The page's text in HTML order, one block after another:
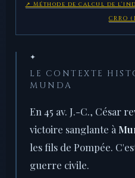
↗ Méthode de calcul de
CRRO
✦
LE CONTEXTE
MUNDA
En 45 av. J.-C., César
victoire sanglante à
les fils de Pompée.
guerre civile.